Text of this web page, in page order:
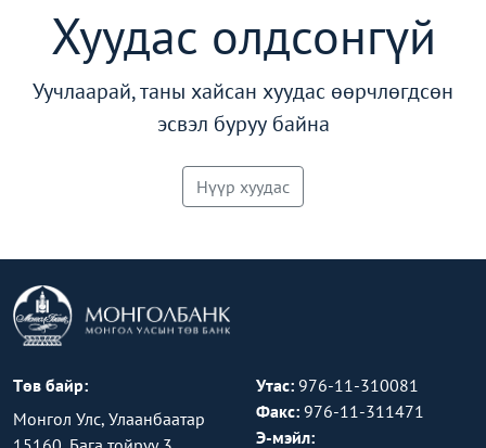
Хуудас олдсонгүй
Уучлаарай, таны хайсан хуудас өөрчлөгдсөн
эсвэл буруу байна
Нүүр хуудас
Төв байр:
Монгол Улс, Улаанбаатар
Утас: 976-11-310081
Факс: 976-11-311471
Э-мэйл: